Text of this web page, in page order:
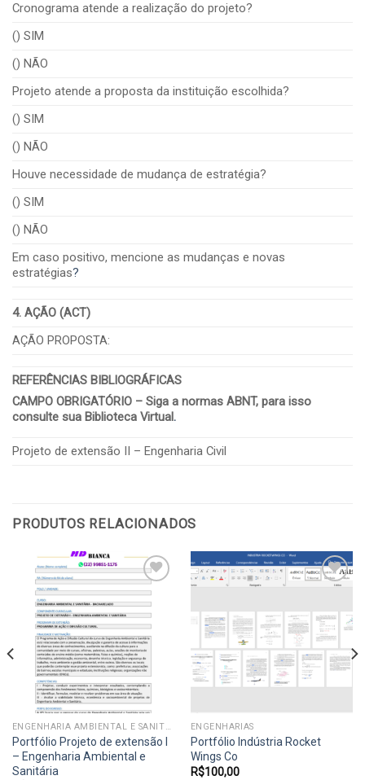
Cronograma atende a realização do projeto?
() SIM
() NÃO
Projeto atende a proposta da instituição escolhida?
() SIM
() NÃO
Houve necessidade de mudança de estratégia?
() SIM
() NÃO
Em caso positivo, mencione as mudanças e novas
estratégias?
4. AÇÃO (ACT)
AÇÃO PROPOSTA:
REFERÊNCIAS BIBLIOGRÁFICAS
CAMPO OBRIGATÓRIO – Siga a normas ABNT, para isso
consulte sua Biblioteca Virtual.
Projeto de extensão II – Engenharia Civil
PRODUTOS RELACIONADOS
Add to
wishlist
ENGENHARIA AMBIENTAL E SANITÁRIA
Portfólio Projeto de extensão I
– Engenharia Ambiental e
Sanitária
Add to
wishlist
ENGENHARIAS
Portfólio Indústria Rocket
Wings Co
R$100,00